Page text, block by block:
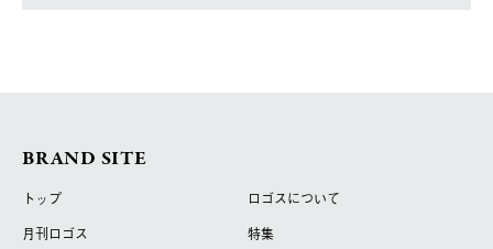
BRAND SITE
トップ
ロゴスについて
月刊ロゴス
特集